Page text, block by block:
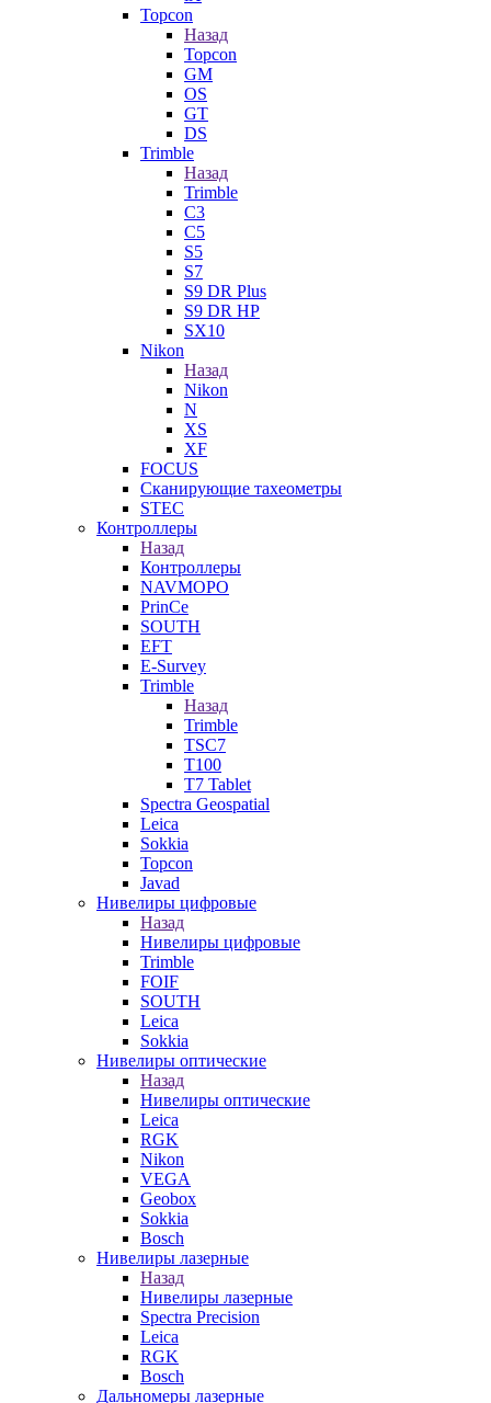
Topcon
Назад
Topcon
GM
OS
GT
DS
Trimble
Назад
Trimble
C3
C5
S5
S7
S9 DR Plus
S9 DR HP
SX10
Nikon
Назад
Nikon
N
XS
XF
FOCUS
Сканирующие тахеометры
STEC
Контроллеры
Назад
Контроллеры
NAVMOPO
PrinCe
SOUTH
EFT
E-Survey
Trimble
Назад
Trimble
TSC7
T100
T7 Tablet
Spectra Geospatial
Leica
Sokkia
Topcon
Javad
Нивелиры цифровые
Назад
Нивелиры цифровые
Trimble
FOIF
SOUTH
Leica
Sokkia
Нивелиры оптические
Назад
Нивелиры оптические
Leica
RGK
Nikon
VEGA
Geobox
Sokkia
Bosch
Нивелиры лазерные
Назад
Нивелиры лазерные
Spectra Precision
Leica
RGK
Bosch
Дальномеры лазерные